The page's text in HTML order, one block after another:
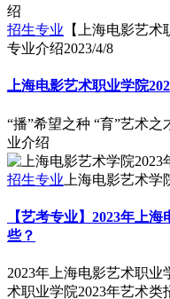
招生专业 【上海电影艺
专业介绍2023/4/8
上海电影艺术职业学院
“播”希望之种 “育”艺术
业介绍
招生专业 上海电影艺术学
【艺考专业】2023年上
些？
2023年上海电影艺术职
术职业学院2023年艺术类